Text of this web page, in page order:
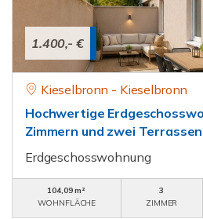
1.400,- €
Kieselbronn - Kieselbronn
Hochwertige
Zimmern und zwei Terrassen
Erdgeschosswohnung
104,09 m²
WOHNFLÄCHE
3
ZIMMER